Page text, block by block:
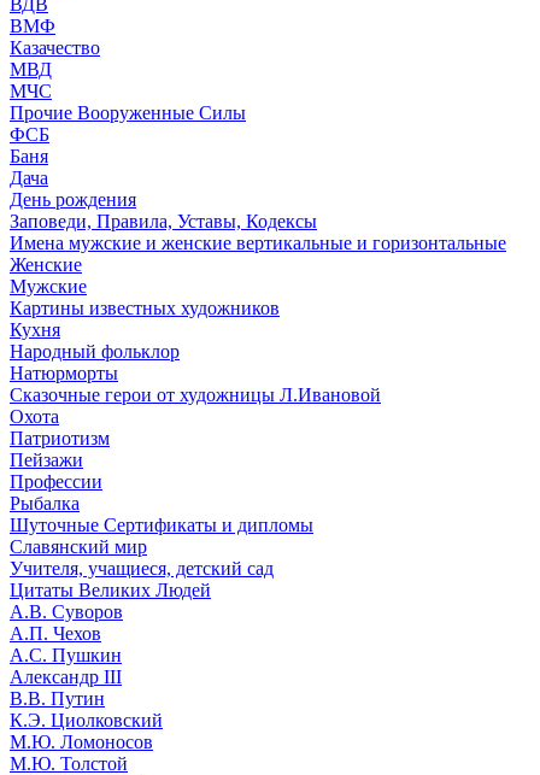
ВДВ
ВМФ
Казачество
МВД
МЧС
Прочие Вооруженные Силы
ФСБ
Баня
Дача
День рождения
Заповеди, Правила, Уставы, Кодексы
Имена мужские и женские вертикальные и горизонтальные
Женские
Мужские
Картины известных художников
Кухня
Народный фольклор
Натюрморты
Сказочные герои от художницы Л.Ивановой
Охота
Патриотизм
Пейзажи
Профессии
Рыбалка
Шуточные Сертификаты и дипломы
Славянский мир
Учителя, учащиеся, детский сад
Цитаты Великих Людей
А.В. Суворов
А.П. Чехов
А.С. Пушкин
Александр III
В.В. Путин
К.Э. Циолковский
М.Ю. Ломоносов
М.Ю. Толстой